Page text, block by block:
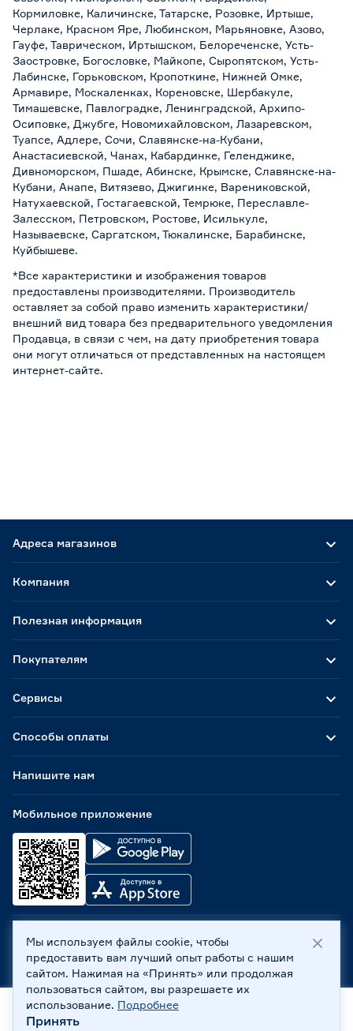
Кормиловке, Каличинске, Татарске, Розовке, Иртыше,
Черлаке, Красном Яре, Любинском, Марьяновке, Азово,
Гауфе, Таврическом, Иртышском, Белореченске, Усть-
Заостровке, Богословке, Майкопе, Сыропятском, Усть-
Лабинске, Горьковском, Кропоткине, Нижней Омке,
Армавире, Москаленках, Кореновске, Шербакуле,
Тимашевске, Павлоградке, Ленинградской, Архипо-
Осиповке, Джубге, Новомихайловском, Лазаревском,
Туапсе, Адлере, Сочи, Славянске-на-Кубани,
Анастасиевской, Чанах, Кабардинке, Геленджике,
Дивноморском, Пшаде, Абинске, Крымске, Славянске-на-
Кубани, Анапе, Витязево, Джигинке, Варениковской,
Натухаевской, Гостагаевской, Темрюке, Переславле-
Залесском, Петровском, Ростове, Исилькуле,
Называевске, Саргатском, Тюкалинске, Барабинске,
Куйбышеве.
*Все характеристики и изображения товаров
предоставлены производителями. Производитель
оставляет за собой право изменить характеристики/
внешний вид товара без предварительного уведомления
Продавца, в связи с чем, на дату приобретения товара
они могут отличаться от представленных на настоящем
интернет-сайте.
Адреса магазинов
Способы оплаты
Мобильное приложение
Компания
Полезная информация
Покупателям
Сервисы
Напишите нам
ООО «Бауцентр Рус» 2004 -2026, 236029, г. Калининград,
ул. А.Невского, 205. ИНН 7702596813, КПП 390601001 ©
Все права защищены
Политика обработки персональных данных
Правовая информация
Охрана труда
Главная
Мы используем файлы cookie, чтобы
предоставить вам лучший опыт работы с нашим
сайтом. Нажимая на «Принять» или продолжая
пользоваться сайтом, вы разрешаете их
использование. Подробнее
Принять